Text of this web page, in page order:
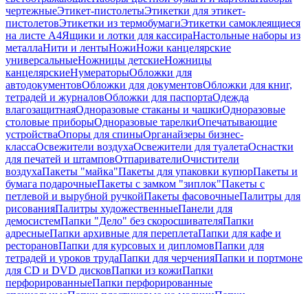
чертежныеЭтикет-пистолетыЭтикетки для этикет-
пистолетовЭтикетки из термобумагиЭтикетки самоклеящиеся
на листе А4Ящики и лотки для кассираНастольные наборы из
металлаНити и лентыНожиНожи канцелярские
универсальныеНожницы детскиеНожницы
канцелярскиеНумераторыОбложки для
автодокументовОбложки для документовОбложки для книг,
тетрадей и журналовОбложки для паспортаОдежда
влагозащитнаяОдноразовые стаканы и чашкиОдноразовые
столовые приборыОдноразовые тарелкиОпечатывающие
устройстваОпоры для спиныОрганайзеры бизнес-
классаОсвежители воздухаОсвежители для туалетаОснастки
для печатей и штамповОтпаривателиОчистители
воздухаПакеты "майка"Пакеты для упаковки купюрПакеты и
бумага подарочныеПакеты с замком "зиплок"Пакеты с
петлевой и вырубной ручкойПакеты фасовочныеПалитры для
рисованияПалитры художественныеПанели для
демосистемПапки "Дело" без скоросшивателяПапки
адресныеПапки архивные для переплетаПапки для кафе и
ресторановПапки для курсовых и дипломовПапки для
тетрадей и уроков трудаПапки для черченияПапки и портмоне
для CD и DVD дисковПапки из кожиПапки
перфорированныеПапки перфорированные